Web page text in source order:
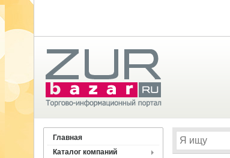
Главная
Каталог компаний